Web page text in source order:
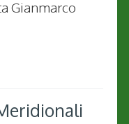
Gianmarco